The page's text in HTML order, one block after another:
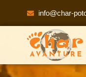
info@char-